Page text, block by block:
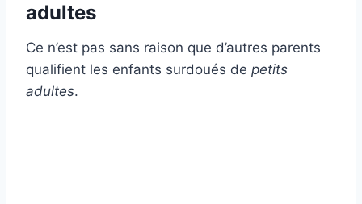
adultes
Ce n’est pas sans raison que d’autres parents
qualifient les enfants surdoués de petits
adultes.